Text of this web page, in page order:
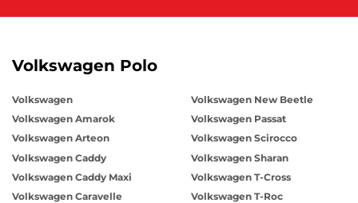
Volkswagen Polo
Volkswagen
Volkswagen Amarok
Volkswagen Arteon
Volkswagen Caddy
Volkswagen Caddy Maxi
Volkswagen Caravelle
Volkswagen New Beetle
Volkswagen Passat
Volkswagen Scirocco
Volkswagen Sharan
Volkswagen T-Cross
Volkswagen T-Roc